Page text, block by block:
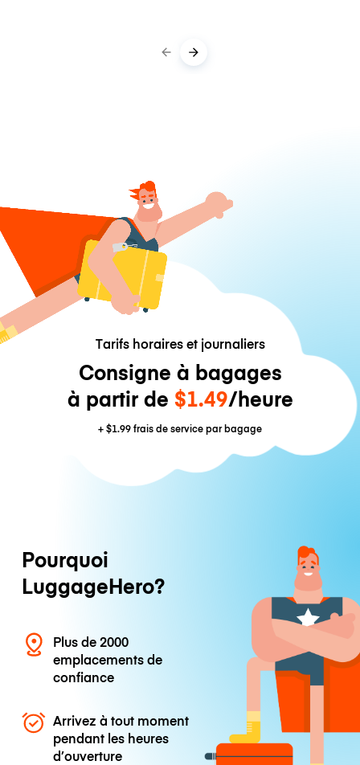
Tarifs horaires et journaliers
Consigne à bagages
à partir de $1.49/heure
+$1.99frais de service par bagage
Pourquoi
LuggageHero?
Plus de 2000
emplacements de
confiance
Arrivez à tout moment
pendant les heures
d’ouverture